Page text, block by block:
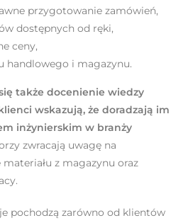
przygotowanie zamówień,
dostępnych od ręki,
ceny,
handlowego i magazynu.
także docenienie wiedzy
wskazują, że doradzają im
inżynierskim w branży
zwracają uwagę na
z magazynu oraz
pochodzą zarówno od klientów